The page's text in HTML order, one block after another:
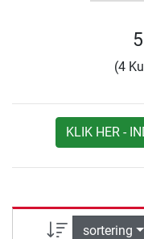
5
(4
KLIK HER -
sortering